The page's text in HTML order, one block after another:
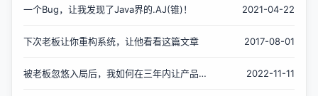
一个Bug，让我发现了Java界的.AJ(锥)！ 2021-04-22
下次老板让你重构系统，让他看看这篇文章 2017-08-01
被老板忽悠入局后，我如何在三年内让产品
2022-11-11